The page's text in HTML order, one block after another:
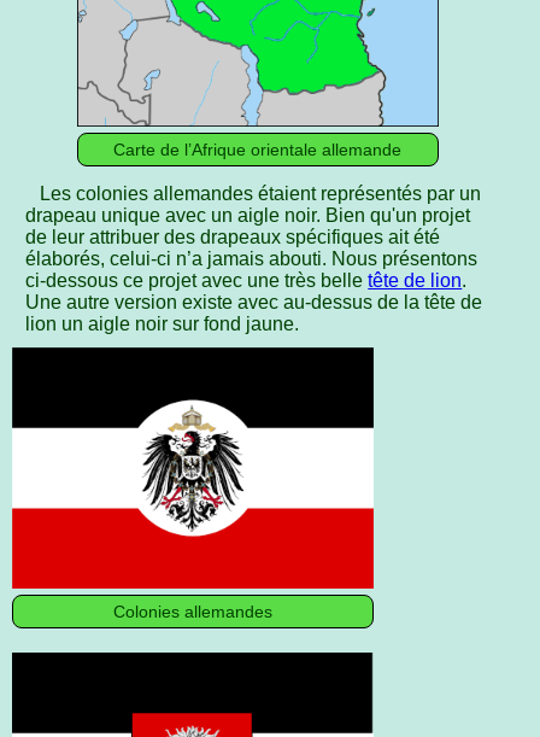
Carte de l’Afrique orientale allemande
Les colonies allemandes étaient représentés par un
drapeau unique avec un aigle noir. Bien qu'un projet
de leur attribuer des drapeaux spécifiques ait été
élaborés, celui-ci n’a jamais abouti. Nous présentons
ci-dessous ce projet avec une très belletête de lion.
Une autre version existe avec au-dessus de la tête de
lion un aigle noir sur fond jaune.
Colonies allemandes